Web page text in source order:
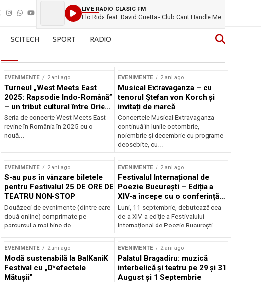
LIVE RADIO CLASIC FM
Flo Rida feat. David Guetta - Club Cant Handle Me
SCITECH SPORT RADIO
EVENIMENTE 2 ani ago
Turneul „West Meets East
2025: Rapsodie Indo-Română”
– un tribut cultural între Orient
și Occident
Seria de concerte West Meets East
revine în România în 2025 cu o
nouă...
EVENIMENTE 2 ani ago
Musical Extravaganza – cu
tenorul Ștefan von Korch și
invitați de marcă
Concertele Musical Extravaganza
continuă în lunile octombrie,
noiembrie şi decembrie cu programe
deosebite, cu...
EVENIMENTE 2 ani ago
S-au pus în vânzare biletele
pentru Festivalul 25 DE ORE DE
TEATRU NON-STOP
Douăzeci de evenimente (dintre care
două online) comprimate pe
parcursul a mai bine de...
EVENIMENTE 2 ani ago
Festivalul Internațional de
Poezie București – Ediția a
XIV-a începe cu o conferință
despre limba română
susținută de Marco Lucchesi
Luni, 11 septembrie, debutează cea
de-a XIV-a ediție a Festivalului
Internațional de Poezie București...
EVENIMENTE 2 ani ago
Modă sustenabilă la BalKaniK
Festival cu „D*efectele
Mătușii”
EVENIMENTE 2 ani ago
Palatul Bragadiru: muzică
interbelică şi teatru pe 29 şi 31
August şi 1 Septembrie